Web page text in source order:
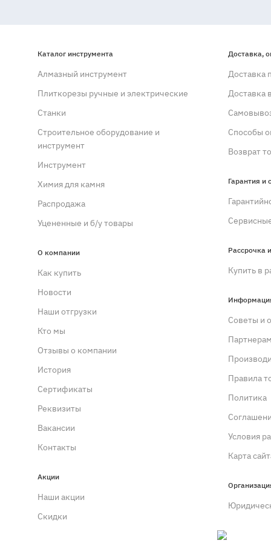
Каталог инструмента
Алмазный инструмент
Плиткорезы ручные и электрические
Станки
Строительное оборудование и
инструмент
Инструмент
Химия для камня
Распродажа
Уцененные и б/у товары
О компании
Как купить
Новости
Наши отгрузки
Кто мы
Отзывы о компании
История
Сертификаты
Реквизиты
Вакансии
Контакты
Акции
Наши акции
Скидки
Доставка,
Доставка
Доставка
Способы
Возврат
Гарантия и
Рассрочка
Купить в
Советы и
Партнерам
Правила
Политика
Условия
Карта